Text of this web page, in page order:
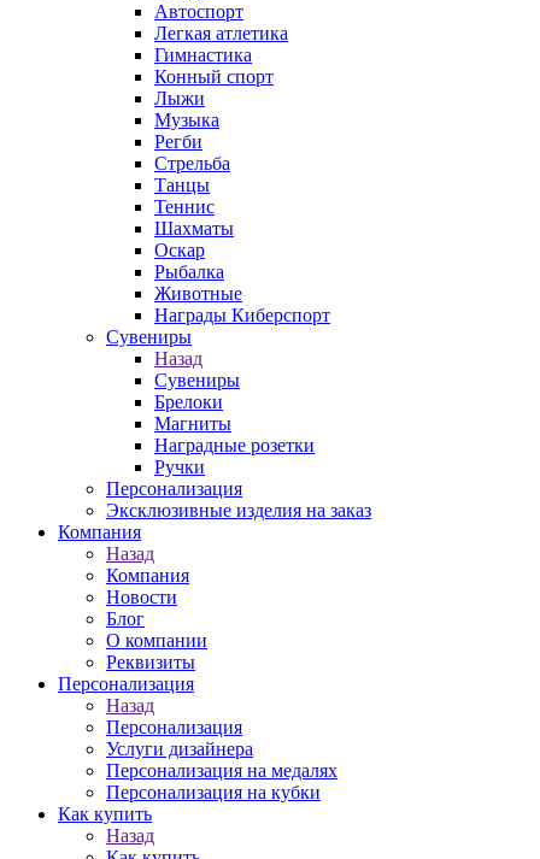
Автоспорт
Легкая атлетика
Гимнастика
Конный спорт
Лыжи
Музыка
Регби
Стрельба
Танцы
Теннис
Шахматы
Оскар
Рыбалка
Животные
Награды Киберспорт
Сувениры
Назад
Сувениры
Брелоки
Магниты
Наградные розетки
Ручки
Персонализация
Эксклюзивные изделия на заказ
Компания
Назад
Компания
Новости
Блог
О компании
Реквизиты
Персонализация
Назад
Персонализация
Услуги дизайнера
Персонализация на медалях
Персонализация на кубки
Как купить
Назад